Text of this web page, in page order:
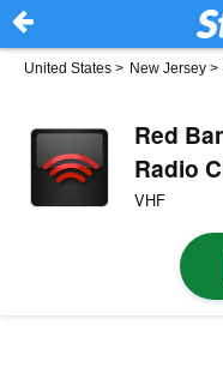
United States > New Jersey >
Red
Radio
VHF